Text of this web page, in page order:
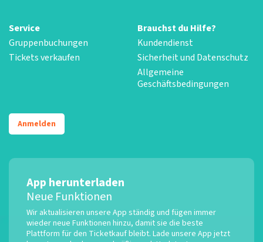
Service
Gruppenbuchungen
Tickets verkaufen
Brauchst du Hilfe?
Kundendienst
Sicherheit und Datenschutz
Allgemeine
Geschäftsbedingungen
Anmelden
App herunterladen
Neue Funktionen
Wir aktualisieren unsere App ständig und fügen immer
wieder neue Funktionen hinzu, damit sie die beste
Plattform für den Ticketkauf bleibt. Lade unsere App jetzt